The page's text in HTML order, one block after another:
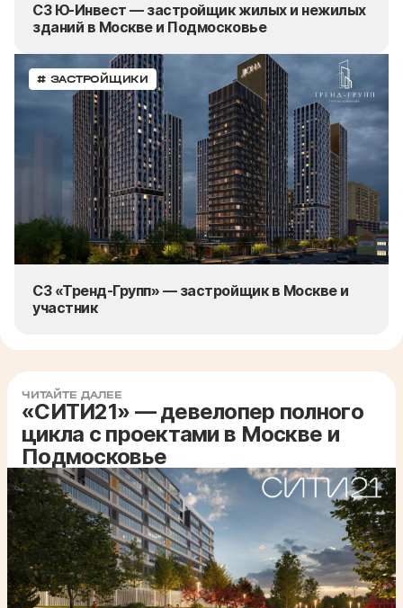
СЗ Ю-Инвест — застройщик жилых и нежилых
зданий в Москве и Подмосковье
# ЗАСТРОЙЩИКИ
СЗ «Тренд-Групп» — застройщик в Москве и
участник
ЧИТАЙТЕ ДАЛЕЕ
«СИТИ21» — девелопер полного
цикла с проектами в Москве и
Подмосковье